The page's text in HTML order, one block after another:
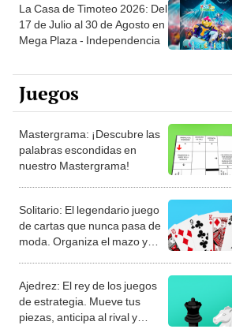
La Casa de Timoteo 2026: Del
17 de Julio al 30 de Agosto en
Mega Plaza - Independencia
Juegos
Mastergrama: ¡Descubre las
palabras escondidas en
nuestro Mastergrama!
Solitario: El legendario juego
de cartas que nunca pasa de
moda. Organiza el mazo y
Ajedrez: El rey de los juegos
de estrategia. Mueve tus
piezas, anticipa al rival y